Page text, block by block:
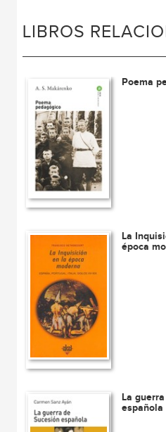
LIBROS
Poema
La
época
La
española